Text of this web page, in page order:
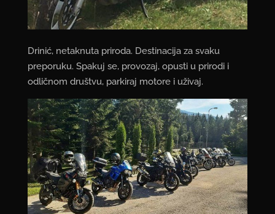
Drinić, netaknuta priroda. Destinacija za svaku
preporuku. Spakuj se, provozaj, opusti u prirodi i
odličnom društvu, parkiraj motore i uživaj.